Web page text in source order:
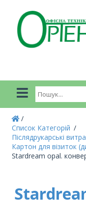
Список Категорій
Післядрукарські
Картон для візиток
Stardream opal.